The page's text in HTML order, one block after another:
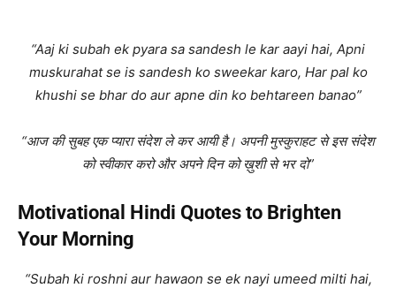
“Aaj ki subah ek pyara sa sandesh le kar aayi hai, Apni
muskurahat se is sandesh ko sweekar karo, Har pal ko
khushi se bhar do aur apne din ko behtareen banao”
“आज की सुबह एक प्यारा संदेश ले कर आयी है। अपनी मुस्कुराहट से इस संदेश
को स्वीकार करो और अपने दिन को ख़ुशी से भर दो”
Motivational Hindi Quotes to Brighten
Your Morning
“Subah ki roshni aur hawaon se ek nayi umeed milti hai,